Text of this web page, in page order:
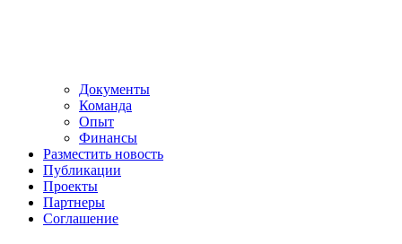
Документы
Команда
Опыт
Финансы
Разместить новость
Публикации
Проекты
Партнеры
Соглашение